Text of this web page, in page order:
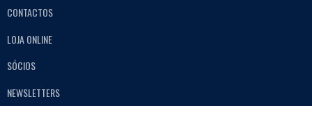
CONTACTOS
LOJA ONLINE
SÓCIOS
NEWSLETTERS